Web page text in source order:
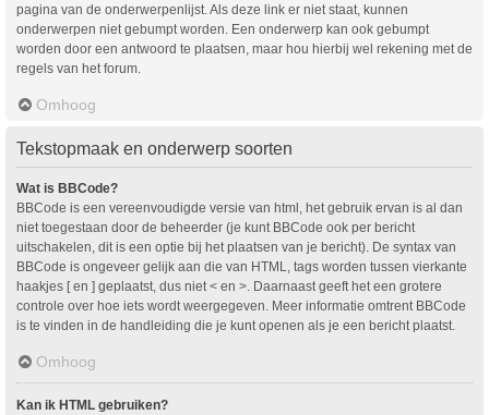
pagina van de onderwerpenlijst. Als deze link er niet staat, kunnen
onderwerpen niet gebumpt worden. Een onderwerp kan ook gebumpt
worden door een antwoord te plaatsen, maar hou hierbij wel rekening met de
regels van het forum.
Omhoog
Tekstopmaak en onderwerp soorten
Wat is BBCode?
BBCode is een vereenvoudigde versie van html, het gebruik ervan is al dan
niet toegestaan door de beheerder (je kunt BBCode ook per bericht
uitschakelen, dit is een optie bij het plaatsen van je bericht). De syntax van
BBCode is ongeveer gelijk aan die van HTML, tags worden tussen vierkante
haakjes [ en ] geplaatst, dus niet < en >. Daarnaast geeft het een grotere
controle over hoe iets wordt weergegeven. Meer informatie omtrent BBCode
is te vinden in de handleiding die je kunt openen als je een bericht plaatst.
Omhoog
Kan ik HTML gebruiken?